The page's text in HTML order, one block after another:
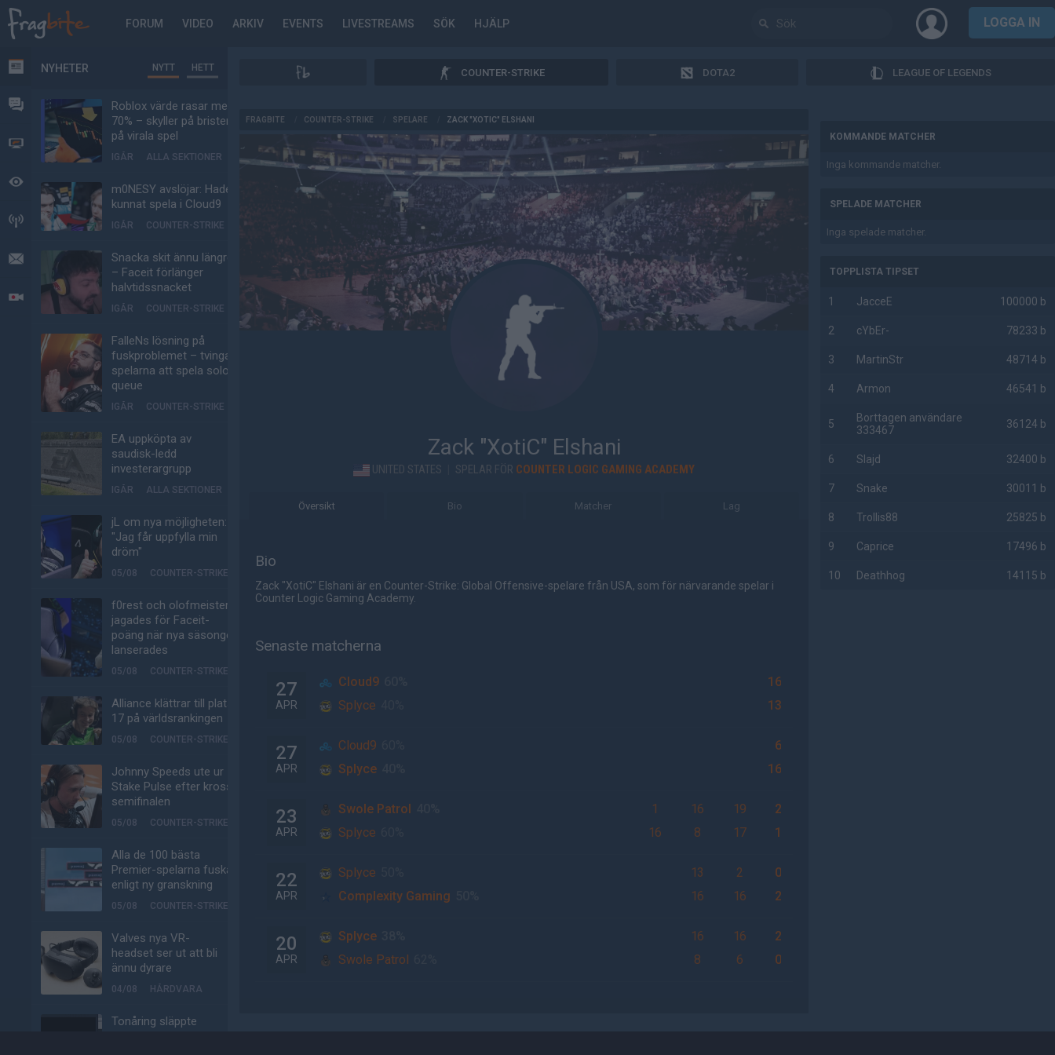
FORUM VIDEO ARKIV EVENTS LIVESTREAMS SÖK HJÄLP LOGGA IN
NYHETER
FORUM
VIDEO
BEVAKAT
HÄNDELSER
MEDDELANDEN
LIVESÄNDNINGAR
NYHETER NYTT HETT
Roblox värde rasar med
70% – skyller på bristen
på virala spel
IGÅR ALLA SEKTIONER
m0NESY avslöjar: Hade
kunnat spela i Cloud9
IGÅR COUNTER-STRIKE
Snacka skit ännu längre
– Faceit förlänger
halvtidssnacket
IGÅR COUNTER-STRIKE
FalleNs lösning på
fuskproblemet – tvinga
spelarna att spela solo-
queue
IGÅR COUNTER-STRIKE
EA uppköpta av
saudisk-ledd
investerargrupp
IGÅR ALLA SEKTIONER
jL om nya möjligheten:
"Jag får uppfylla min
dröm"
05/08 COUNTER-STRIKE
f0rest och olofmeister
jagades för Faceit-
poäng när nya säsongen
lanserades
05/08 COUNTER-STRIKE
Alliance klättrar till plats
17 på världsrankingen
05/08 COUNTER-STRIKE
Johnny Speeds ute ur
Stake Pulse efter kross i
semifinalen
05/08 COUNTER-STRIKE
Alla de 100 bästa
Premier-spelarna fuskar
enligt ny granskning
05/08 COUNTER-STRIKE
Valves nya VR-
headset ser ut att bli
ännu dyrare
04/08 HÅRDVARA
Tonåring släppte
COUNTER-STRIKE DOTA2 LEAGUE OF LEGENDS
FRAGBITE COUNTER-STRIKE SPELARE ZACK "XOTIC" ELSHANI
Zack "XotiC" Elshani
UNITED STATES SPELAR FÖR COUNTER LOGIC GAMING ACADEMY
Översikt Bio Matcher Lag
Bio
Zack "XotiC" Elshani är en Counter-Strike: Global Offensive-spelare från USA, som för närvarande spelar i
Counter Logic Gaming Academy.
Senaste matcherna
27
APR
Cloud9
16
Splyce
13
27
APR
Cloud9
6
Splyce
16
23
APR
Swole Patrol 1 16 19
2
Splyce
16 8 17 1
22
APR
Splyce 13 2
0
Complexity Gaming
16 16 2
20
APR
Splyce 16 16
2
Swole Patrol
8 6 0
KOMMANDE MATCHER
Inga kommande matcher.
SPELADE MATCHER
Inga spelade matcher.
TOPPLISTA TIPSET
1 JacceE 100000 b
2 cYbEr- 78233 b
3 MartinStr 48714 b
4 Armon 46541 b
5
Borttagen användare
333467
36124 b
6 Slajd 32400 b
7 Snake 30011 b
8 Trollis88 25825 b
9 Caprice 17496 b
10 Deathhog 14115 b